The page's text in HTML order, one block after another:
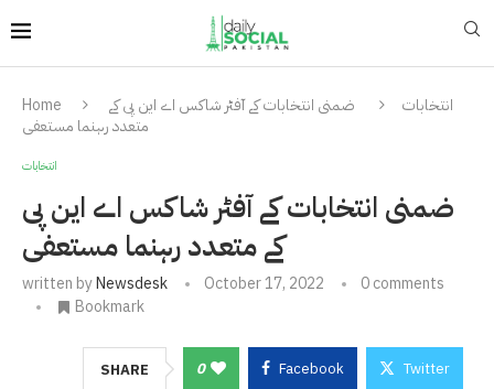
Home انتخابات
ضمنی انتخابات کے آفٹر شاکس اے این پی کے
متعدد رہنما مستعفی
انتخابات
ضمنی انتخابات کے آفٹر شاکس اے این پی
کے متعدد رہنما مستعفی
written byNewsdesk October 17, 2022
0 comments
Bookmark
SHARE 0 Facebook Twitter